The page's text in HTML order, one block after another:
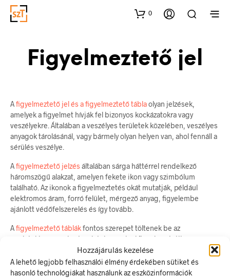
Hozzájárulás kezelése
A lehető legjobb felhasználói élmény érdekében sütiket és
hasonló technológiákat használunk az eszközinformációk
0
Figyelmeztető jel
Afigyelmeztető jel és a figyelmeztető táblaolyan jelzések,
amelyek a figyelmet hívják fel bizonyos kockázatokra vagy
veszélyekre. Általában a veszélyes területek közelében, veszélyes
anyagok tárolásánál, vagy bármely olyan helyen van, ahol fennáll a
sérülés veszélye.
Afigyelmeztető jelzés általában sárga háttérrel rendelkező
háromszögű alakzat, amelyen fekete ikon vagy szimbólum
található. Az ikonok a figyelmeztetés okát mutatják, például
elektromos áram, forró felület, mérgező anyag, figyelembe
ajánlott védőfelszerelés és így tovább.
Afigyelmeztető táblákfontos szerepet töltenek be az
épületekben és a közterületeken, mivel figyelmeztetik az
embereket a potenciális veszélyekre és biztonsági
szempontokra. Ismerje meg a különböző típusú figyelmeztető jel
táblákat és annak jelentését!